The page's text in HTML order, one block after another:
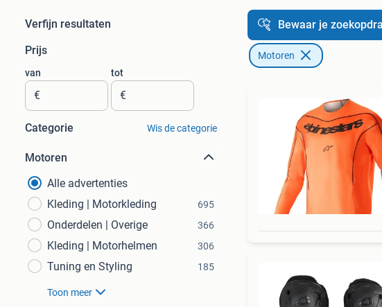
Verfijn resultaten
Prijs
van
€
tot
€
Categorie Wis de categorie
Motoren
Alle advertenties
Kleding | Motorkleding
695
Onderdelen | Overige 366
Kleding | Motorhelmen 306
Tuning en Styling 185
Toon meer
Bewaar je
Motoren